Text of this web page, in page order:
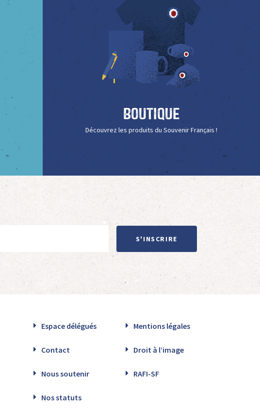
Boutique
Découvrez les produits du Souvenir Français !
S'INSCRIRE
Espace délégués Mentions légales
Contact Droit à l’image
Nous soutenir RAFI-SF
Nos statuts